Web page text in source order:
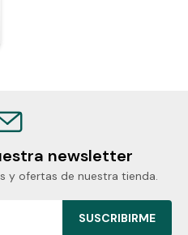
newsletter
y ofertas de nuestra tienda.
SUSCRIBIRME